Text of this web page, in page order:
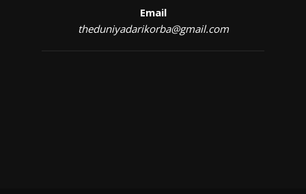
Email
theduniyadarikorba@gmail.com